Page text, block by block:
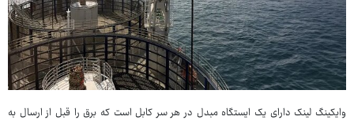
وایکینگ لینک دارای یک ایستگاه مبدل در هر سر کابل است که برق را قبل از ارسال به